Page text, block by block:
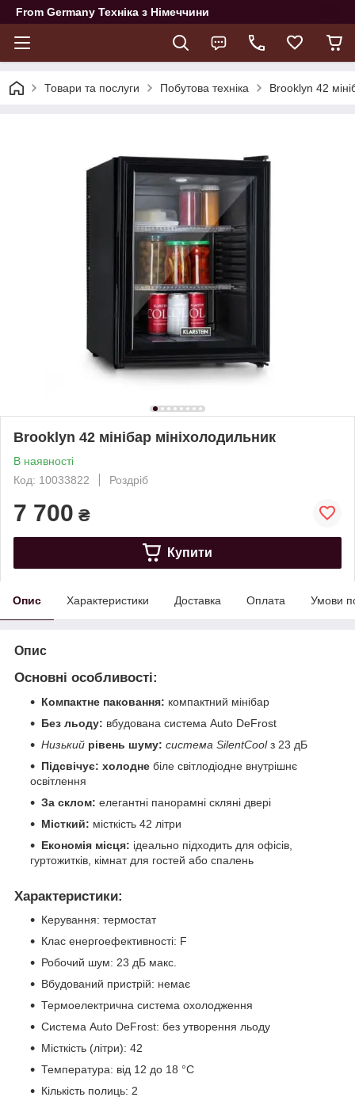
From Germany Техніка з Німеччини
Товари та послуги Побутова техніка Brooklyn 42
Brooklyn 42 мінібар мініхолодильник
В наявності
Код: 10033822
Роздріб
7 700 ₴
Купити
Опис Характеристики Доставка Оплата Умови
Опис
Основні особливості:
Компактне паковання: компактний мінібар
Без льоду: вбудована система Auto DeFrost
Низький рівень шуму: система SilentCoolз 23 дБ
Підсвічує: холодне біле світлодіодне внутрішнє
освітлення
За склом: елегантні панорамні скляні двері
Місткий: місткість 42 літри
Економія місця: ідеально підходить для офісів,
гуртожитків, кімнат для гостей або спалень
Характеристики:
Керування: термостат
Клас енергоефективності: F
Робочий шум: 23 дБ макс.
Вбудований пристрій: немає
Термоелектрична система охолодження
Система Auto DeFrost: без утворення льоду
Місткість (літри): 42
Температура: від 12 до 18 °C
Кількість полиць: 2